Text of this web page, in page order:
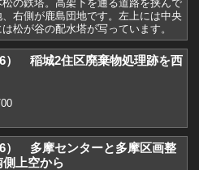
の鉄塔。高架下を通る道路を挟んで
右側が鹿島団地です。左上には中央
松が谷の配水塔が写っています。
） 稲城2住区廃棄物処理跡を西
） 多摩センターと多摩区画整
上空から